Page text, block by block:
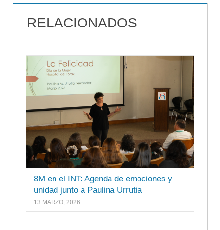
RELACIONADOS
8M en el INT: Agenda de emociones y
unidad junto a Paulina Urrutia
13 MARZO, 2026